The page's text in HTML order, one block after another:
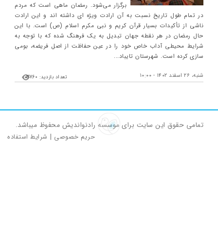
برگزار می‌شود. رمضان ماهی است که مردم
در تمام طول تاریخ نسبت به آن ارادت ویژه ای داشته اند و این ارادت
ناشی از تأکیدات بسیار قرآن کریم و نبی مکرم اسلام (ص) است. با این
حال رمضان در هر نقطه جهان تبدیل به یک فرهنگ شده که با توجه به
شرایط محیطی آداب خاص خود را در عین حفاظت از اصل فریضه، بومی
سازی کرده است. شهرستان تایباد...
شنبه، ۲۶ اسفند ۱۴۰۲ - ۱۰:۰۰ تعداد بازدید: 3760
تمامی حقوق این سایت برای موسسه رادنواندیش محفوظ میباشد.
حریم خصوصی | شرایط استفاده